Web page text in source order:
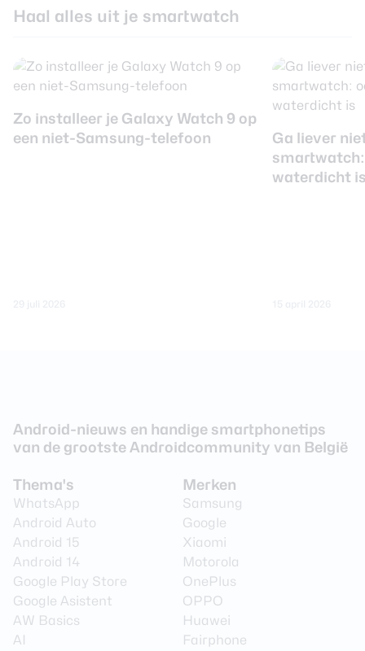
Haal alles uit je smartwatch
Zo installeer je Galaxy Watch 9 op
een niet-Samsung-telefoon
Ga liever
waterdicht
Android-nieuws en handige smartphonetips
van de grootste Androidcommunity van België
Thema's
WhatsApp
Android Auto
Android 15
Android 14
Google Play Store
Google Asistent
AW Basics
AI
Merken
Samsung
Google
Xiaomi
Motorola
OnePlus
OPPO
Huawei
Fairphone